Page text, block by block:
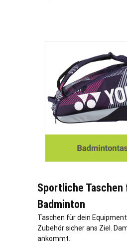
Sportliche Taschen
Badminton
Taschen für dein
Zubehör sicher ans Ziel.
ankommt.